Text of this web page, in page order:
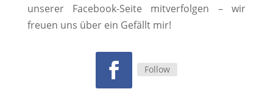
unserer Facebook-Seite mitverfolgen – wir
freuen uns über ein Gefällt mir!
Follow